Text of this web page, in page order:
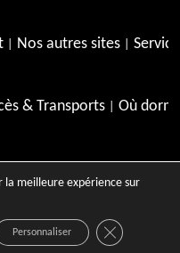
Nos autres sites
& Transports Où
l'Office de Tourisme
la meilleure expérience sur
Personnaliser Close GDPR